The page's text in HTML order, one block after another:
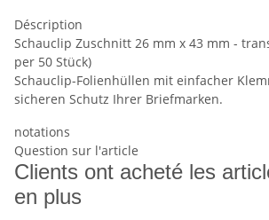
Déscription
Schauclip Zuschnitt 26 mm x 43 mm -
per 50 Stück)
Schauclip-Folienhüllen mit einfacher
sicheren Schutz Ihrer Briefmarken.
notations
Question sur l'article
Clients ont acheté les
en plus